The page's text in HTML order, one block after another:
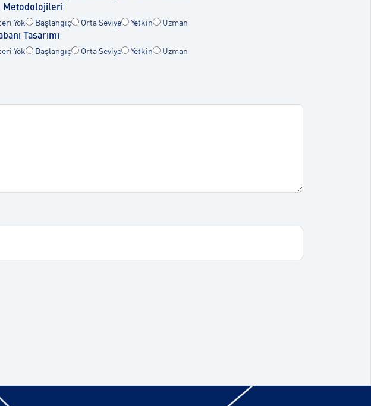
Metodolojileri
Yok Başlangıç Orta Seviye Yetkin Uzman
Tasarımı
Yok Başlangıç Orta Seviye Yetkin Uzman